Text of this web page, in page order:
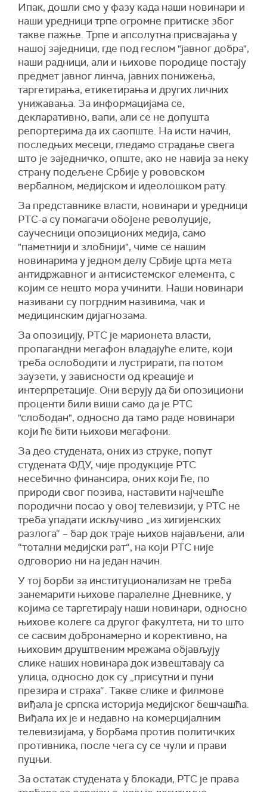
Ипак, дошли смо у фазу када наши новинари и
наши уредници трпе огромне притиске због
такве пажње. Трпе и апсолутна присвајања у
нашој заједници, где под геслом "јавног добра",
наши радници, али и њихове породице постају
предмет јавног линча, јавних понижења,
таргетирања, етикетирања и других личних
унижавања. За информацијама се,
декларативно, вапи, али се не допушта
репортерима да их саопште. На исти начин,
последњих месеци, гледамо страдање свега
што је заједничко, опште, ако не навија за неку
страну подељене Србије у рововском
вербалном, медијском и идеолошком рату.
За представнике власти, новинари и уредници
РТС-а су помагачи обојене револуције,
саучесници опозиционих медија, само
"паметнији и злобнији", чиме се нашим
новинарима у једном делу Србије црта мета
антидржавног и антисистемског елемента, с
којим се нешто мора учинити. Наши новинари
називани су погрдним називима, чак и
медицинским дијагнозама.
За опозицију, РТС је марионета власти,
пропагандни мегафон владајуће елите, који
треба ослободити и лустрирати, па потом
заузети, у зависности од креације и
интерпретације. Они верују да би опозициони
проценти били виши само да је РТС
"слободан", односно да тамо раде новинари
који ће бити њихови мегафони.
За део студената, оних из струке, попут
студената ФДУ, чије продукције РТС
несебично финансира, оних који ће, по
природи свог позива, наставити најчешће
породични посао у овој телевизији, у РТС не
треба упадати искључиво „из хигијенских
разлога“ – бар док траје њихов најављени, али
“тотални медијски рат“, на који РТС није
одговорио ни на један начин.
У тој борби за институционализам не треба
занемарити њихове паралелне Дневнике, у
којима се таргетирају наши новинари, односно
њихове колеге са другог факултета, ни то што
се сасвим добронамерно и корективно, на
њиховим друштвеним мрежама објављују
слике наших новинара док извештавају са
улица, односно док су „присутни и пуни
презира и страха“. Такве слике и филмове
виђала је српска историја медијског бешчашћа.
Виђала их је и недавно на комерцијалним
телевизијама, у борбама против политичких
противника, после чега су се чули и прави
пуцњи.
За остатак студената у блокади, РТС је права